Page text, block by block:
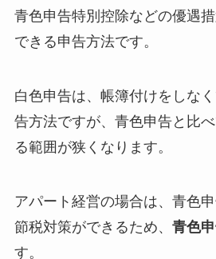
青色申告特別控除などの優遇
できる申告方法です。
白色申告は、帳簿付けをしな
告方法ですが、青色申告と比
る範囲が狭くなります。
アパート経営の場合は、青色申
節税対策ができるため、 青色
す。